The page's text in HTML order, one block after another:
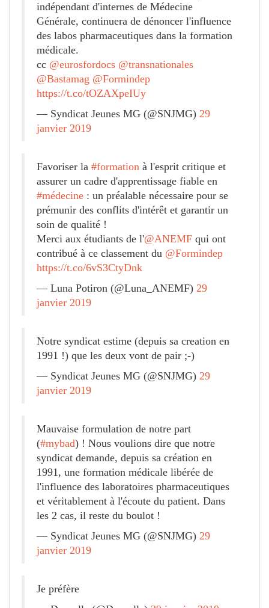
indépendant d'internes de Médecine
Générale, continuera de dénoncer l'influence
des labos pharmaceutiques dans la formation
médicale.
cc @eurosfordocs @transnationales
@Bastamag @Formindep
https://t.co/tOZAXpeIUy
— Syndicat Jeunes MG (@SNJMG) 29
janvier 2019
Favoriser la #formation à l'esprit critique et
assurer un cadre d'apprentissage fiable en
#médecine : un préalable nécessaire pour se
prémunir des conflits d'intérêt et garantir un
soin de qualité !
Merci aux étudiants de l'@ANEMF qui ont
contribué à ce classement du @Formindep
https://t.co/6vS3CtyDnk
— Luna Potiron (@Luna_ANEMF) 29
janvier 2019
Notre syndicat estime (depuis sa creation en
1991 !) que les deux vont de pair ;-)
— Syndicat Jeunes MG (@SNJMG) 29
janvier 2019
Mauvaise formulation de notre part
(#mybad) ! Nous voulions dire que notre
syndicat demande, depuis sa création en
1991, une formation médicale libérée de
l'influence des laboratoires pharmaceutiques
et véritablement à l'écoute du patient. Dans
les 2 cas, il reste du boulot !
— Syndicat Jeunes MG (@SNJMG) 29
janvier 2019
Je préfère